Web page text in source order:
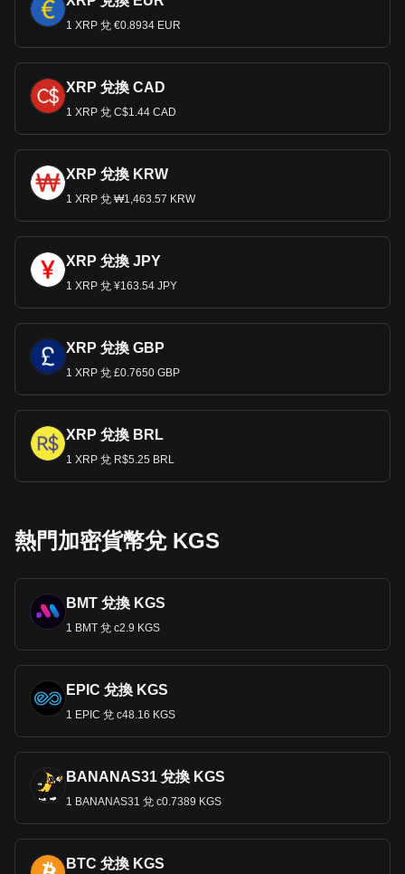
1 XRP 兌 €0.8934 EUR
XRP 兌換 CAD
1 XRP 兌 C$1.44 CAD
XRP 兌換 KRW
1 XRP 兌 ₩1,463.57 KRW
XRP 兌換 JPY
1 XRP 兌 ¥163.54 JPY
XRP 兌換 GBP
1 XRP 兌 £0.7650 GBP
XRP 兌換 BRL
1 XRP 兌 R$5.25 BRL
熱門加密貨幣兌 KGS
BMT 兌換 KGS
1 BMT 兌 с2.9 KGS
EPIC 兌換 KGS
1 EPIC 兌 с48.16 KGS
BANANAS31 兌換 KGS
1 BANANAS31 兌 с0.7389 KGS
BTC 兌換 KGS